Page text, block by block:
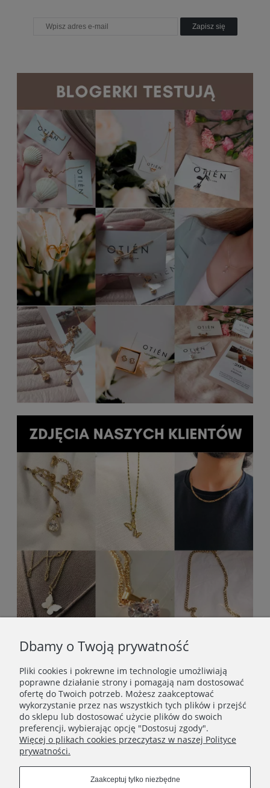
Zapisz się
Dbamy o Twoją prywatność
Pliki cookies i pokrewne im technologie umożliwiają
poprawne działanie strony i pomagają nam dostosować
ofertę do Twoich potrzeb. Możesz zaakceptować
wykorzystanie przez nas wszystkich tych plików i przejść
do sklepu lub dostosować użycie plików do swoich
preferencji, wybierając opcję "Dostosuj zgody".
Więcej o plikach cookies przeczytasz w naszej Polityce
prywatności.
Zaakceptuj tylko niezbędne